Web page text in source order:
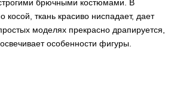
брючными костюмами. В
косой, ткань красиво ниспадает, дает
моделях прекрасно драпируется,
особенности фигуры.